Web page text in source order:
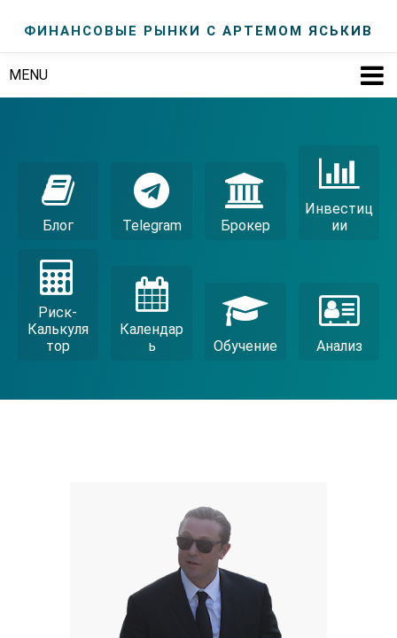
ФИНАНСОВЫЕ РЫНКИ С АРТЕМОМ ЯСЬКИВ
MENU
Блог Telegram Брокер
Инвестиц
Ии
Риск-
Калькуля
Тор
Календар
Ь
Обучение Анализ